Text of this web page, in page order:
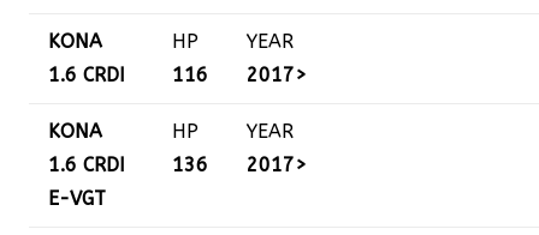
KONA
1.6 CRDI
HP
116
YEAR
2017>
KONA
1.6 CRDI
E-VGT
HP
136
YEAR
2017>